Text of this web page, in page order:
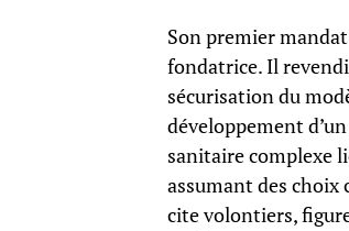
Son premier
fondatrice. Il
sécurisation du
développement
sanitaire complexe
assumant des choix
cite volontiers,